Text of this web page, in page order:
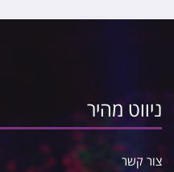
ניווט מהיר
צור קשר